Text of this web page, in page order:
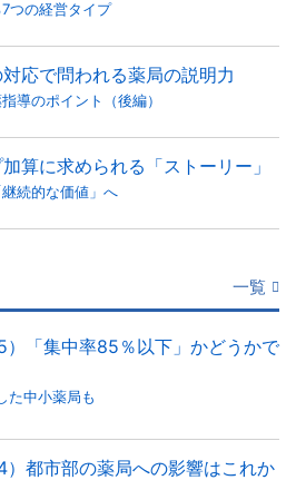
つの経営タイプ
応で問われる薬局の説明力
導のポイント（後編）
算に求められる「ストーリー」
続的な価値」へ
一覧
）「集中率85％以下」かどうかで
た中小薬局も
）都市部の薬局への影響はこれか